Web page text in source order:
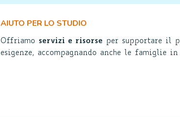
AIUTO PER LO STUDIO
Offriamo servizi e risorse per supportare il
esigenze, accompagnando anche le famiglie